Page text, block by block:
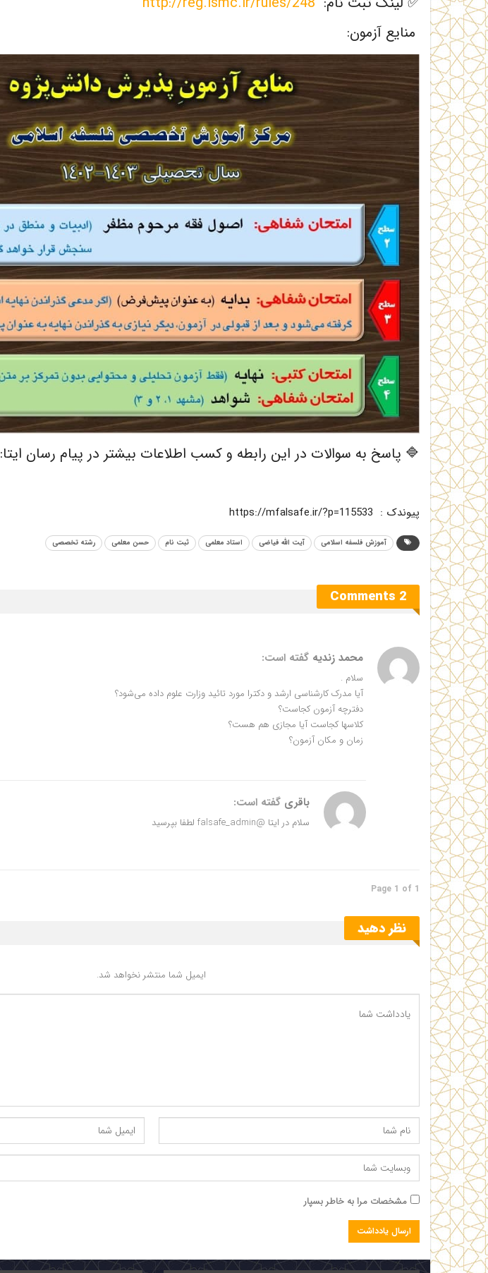
منایع آزمون:
🔷 پاسخ به سوالات در این رابطه و کسب اطلاعات بیشتر در پیام رسان ایتا: falsafe_admin@
پیوندک : https://mfalsafe.ir/?p=115533
آموزش فلسفه اسلامی آیت الله فیاضی استاد معلمی ثبت نام حسن معلمی رشته تخصصی
2 Comments
محمد زندیه گفته است:
سلام .
آیا مدرک کارشناسی ارشد و دکترا مورد تائید وزارت علوم داده می‌شود؟
دفترچه آزمون کجاست؟
کلاسها کجاست آیا مجازی هم هست؟
زمان و مکان آزمون؟
باقریگفته است:
سلام در ایتا @falsafe_admin لطفا بپرسید
Page 1 of 1
نظر دهید
ایمیل شما منتشر نخواهد شد.
مشخصات مرا به خاطر بسپار